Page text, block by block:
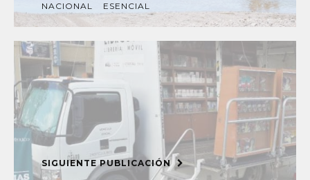
NACIONAL ESENCIAL
SIGUIENTE PUBLICACIÓN